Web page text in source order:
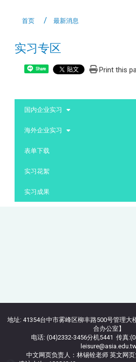
首页 最新消息
实习专区
Share Print this
国内企业实习
海外企业实习
表单下载
实习花絮
实习成果
地址: 41354台中市雾峰区柳丰路500号管理大
合办公室】
电话: (04)2332-3456分机5441 传真
中文网页负责人：林锡铨老师 英文网